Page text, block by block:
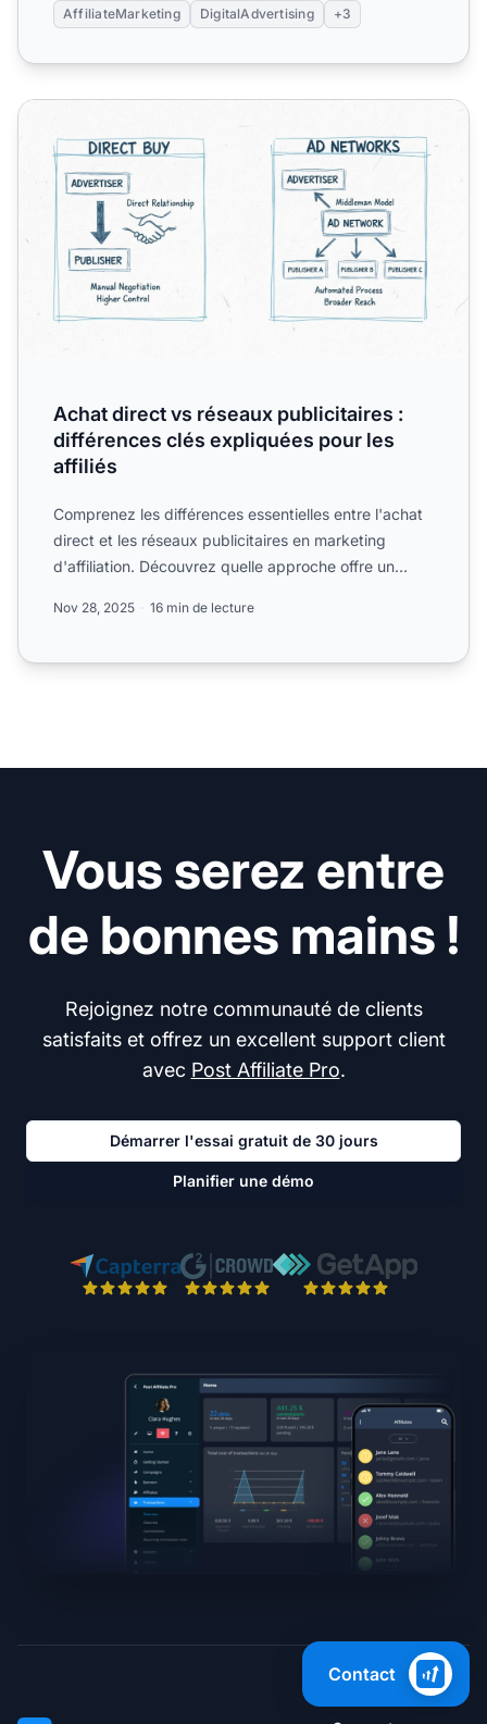
AffiliateMarketing DigitalAdvertising +3
Achat direct vs réseaux publicitaires : différences clés
Achat direct vs réseaux publicitaires :
différences clés expliquées pour les
affiliés
Comprenez les différences essentielles entre l'achat
direct et les réseaux publicitaires en marketing
d'affiliation. Découvrez quelle approche offre un
Nov 28, 2025 16 min de lecture
Vous serez entre
de bonnes mains !
Rejoignez notre communauté de clients
satisfaits et offrez un excellent support client
avec Post Affiliate Pro.
Démarrer l'essai gratuit de 30 jours
Planifier une démo
Contact